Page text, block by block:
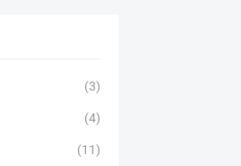
(3)
(4)
(11)